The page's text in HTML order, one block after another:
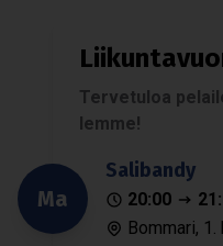
Ter­ve­tu­loa
lemme!
Sali­bandy
20:00
Bommari, 1.
Ma